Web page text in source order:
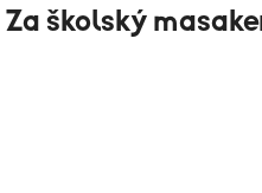
Za školský